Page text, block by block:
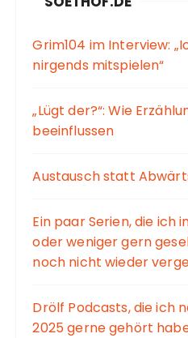
Grim104 im Interview:
nirgends mitspielen“
„Lügt der?“: Wie
beeinflussen
Austausch statt
Ein paar Serien, die ich
oder weniger gern
noch nicht wieder
Drölf Podcasts, die ich
2025 gerne gehört